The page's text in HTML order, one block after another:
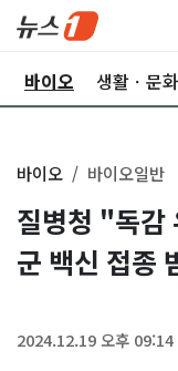
바이오 생활ㆍ문화
바이오 바이오일반
질병청 "독감
군 백신 접종
2024.12.19 오후 09:14